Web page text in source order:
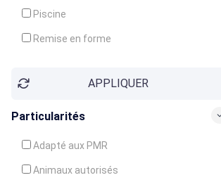
Piscine
Remise en forme
Soins du corpsAPPLIQUER
Particularités
Adapté aux PMR
Animaux autorisés